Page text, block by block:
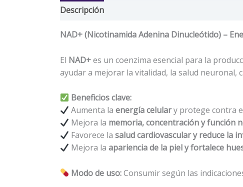
Descripción
NAD+ (Nicotinamida Adenina Dinucleótido) –
El NAD+es un coenzima esencial para la
ayudar a mejorar la vitalidad, la salud neuronal,
Beneficios clave:
Aumenta laenergía celulary protege contra
Mejora la memoria, concentración y función
Favorece lasalud cardiovascular y reduce la
Mejora laapariencia de la piel y fortalece
Modo de uso:Consumir según las